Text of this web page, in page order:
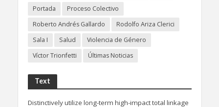
Portada
Proceso Colectivo
Roberto Andrés Gallardo
Rodolfo Ariza Clerici
Sala I
Salud
Violencia de Género
Víctor Trionfetti
Últimas Noticias
Text
Distinctively utilize long-term high-impact total linkage